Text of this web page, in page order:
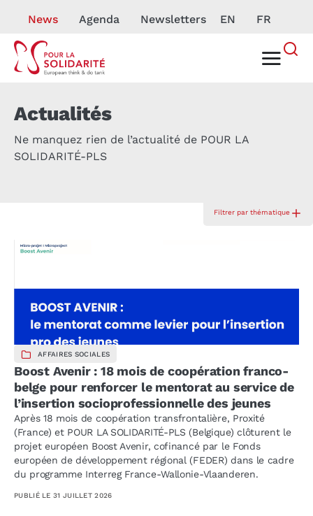
News Agenda Newsletters EN FR
Actualités
Ne manquez rien de l’actualité de POUR LA
SOLIDARITÉ-PLS
Filtrer par thématique
AFFAIRES SOCIALES
Boost Avenir : 18 mois de coopération franco-
belge pour renforcer le mentorat au service de
l’insertion socioprofessionnelle des jeunes
Après 18 mois de coopération transfrontalière, Proxité
(France) et POUR LA SOLIDARITÉ-PLS (Belgique) clôturent le
projet européen Boost Avenir, cofinancé par le Fonds
européen de développement régional (FEDER) dans le cadre
du programme Interreg France-Wallonie-Vlaanderen.
PUBLIÉ LE 31 JUILLET 2026